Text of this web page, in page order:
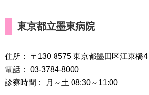
東京都立墨東病院
住所： 〒130-8575 東京都墨田区江東橋
電話： 03-3784-8000
診察時間： 月～土 08:30～11:00